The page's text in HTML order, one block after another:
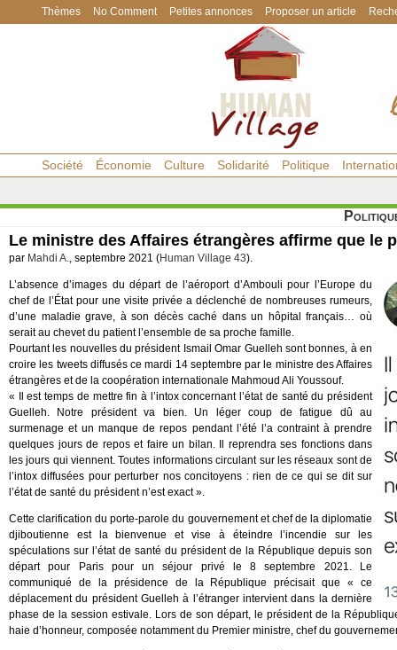
Thèmes No Comment Petites annonces Proposer un article
Société Économie Culture Solidarité Politique
Le ministre des Affaires étrangères affirme que le
par Mahdi A., septembre 2021 (Human Village 43).
L’absence d’images du départ de l’aéroport d’Ambouli pour l’Europe du
chef de l’État pour une visite privée a déclenché de nombreuses rumeurs,
d’une maladie grave, à son décès caché dans un hôpital français… où
serait au chevet du patient l’ensemble de sa proche famille.
Pourtant les nouvelles du président Ismail Omar Guelleh sont bonnes, à en
croire les tweets diffusés ce mardi 14 septembre par le ministre des Affaires
étrangères et de la coopération internationale Mahmoud Ali Youssouf.
« Il est temps de mettre fin à l’intox concernant l’état de santé du président
Guelleh. Notre président va bien. Un léger coup de fatigue dû au
surmenage et un manque de repos pendant l’été l’a contraint à prendre
quelques jours de repos et faire un bilan. Il reprendra ses fonctions dans
les jours qui viennent. Toutes informations circulant sur les réseaux sont de
l’intox diffusées pour perturber nos concitoyens : rien de ce qui se dit sur
l’état de santé du président n’est exact ».
Cette clarification du porte-parole du gouvernement et chef de la diplomatie
djiboutienne est la bienvenue et vise à éteindre l’incendie sur les
spéculations sur l’état de santé du président de la République depuis son
départ pour Paris pour un séjour privé le 8 septembre 2021. Le
communiqué de la présidence de la République précisait que « ce
déplacement du président Guelleh à l’étranger intervient dans la dernière
phase de la session estivale. Lors de son départ, le président de la
haie d’honneur, composée notamment du Premier ministre, chef du